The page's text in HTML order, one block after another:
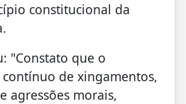
constitucional da
"Constato que o
de xingamentos,
agressões morais,